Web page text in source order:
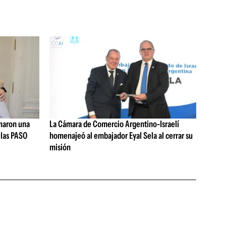
una
PASO
La Cámara de Comercio Argentino-Israelí
homenajeó al embajador Eyal Sela al cerrar su
misión